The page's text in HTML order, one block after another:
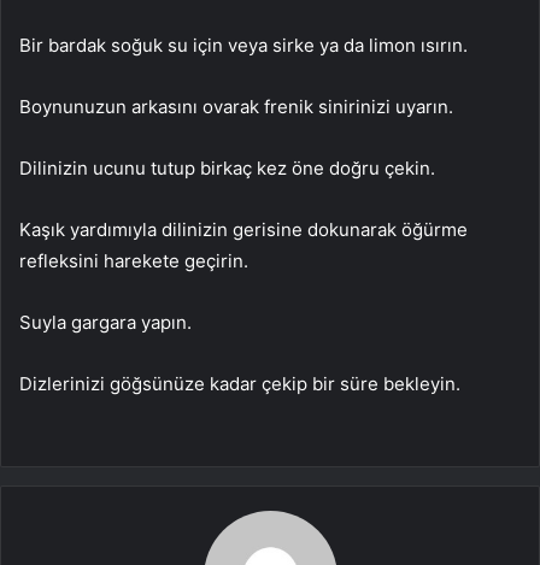
Bir bardak soğuk su için veya sirke ya da limon ısırın.
Boynunuzun arkasını ovarak frenik sinirinizi uyarın.
Dilinizin ucunu tutup birkaç kez öne doğru çekin.
Kaşık yardımıyla dilinizin gerisine dokunarak öğürme
refleksini harekete geçirin.
Suyla gargara yapın.
Dizlerinizi göğsünüze kadar çekip bir süre bekleyin.